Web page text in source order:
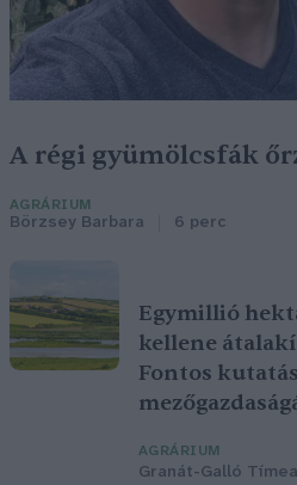
A régi gyümölcsfák
AGRÁRIUM
Börzsey Barbara 6 perc
Egymillió
kellene
Fontos
AGRÁRIUM
Granát-Galló Tímea